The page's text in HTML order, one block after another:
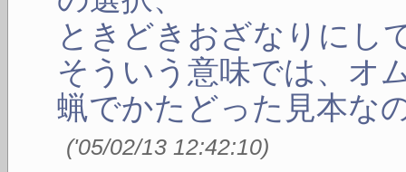
ときどきおざなりにし
そういう意味では、オ
蝋でかたどった見本な
('05/02/13 12:42:10)